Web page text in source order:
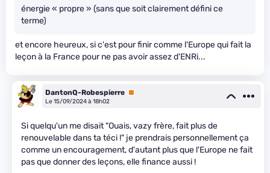
énergie « propre » (sans que soit clairement défini ce
terme)
et encore heureux, si c'est pour finir comme l'Europe qui fait la
leçon à la France pour ne pas avoir assez d'ENRi...
DantonQ-Robespierre Premium
Le 15/09/2024 à 18h02
Si quelqu'un me disait "Ouais, vazy frère, fait plus de
renouvelable dans ta téci !" je prendrais personnellement ça
comme un encouragement, d'autant plus que l'Europe ne fait
pas que donner des leçons, elle finance aussi !